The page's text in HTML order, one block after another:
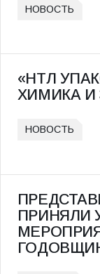
НОВОСТЬ
«НТЛ
ХИМИКА И
НОВОСТЬ
ПРИНЯЛИ